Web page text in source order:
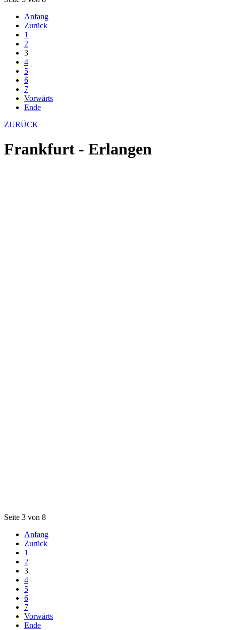
Anfang
Zurück
1
2
3
4
5
6
7
Vorwärts
Ende
ZURÜCK
Frankfurt - Erlangen
Seite 3 von 8
Anfang
Zurück
1
2
3
4
5
6
7
Vorwärts
Ende